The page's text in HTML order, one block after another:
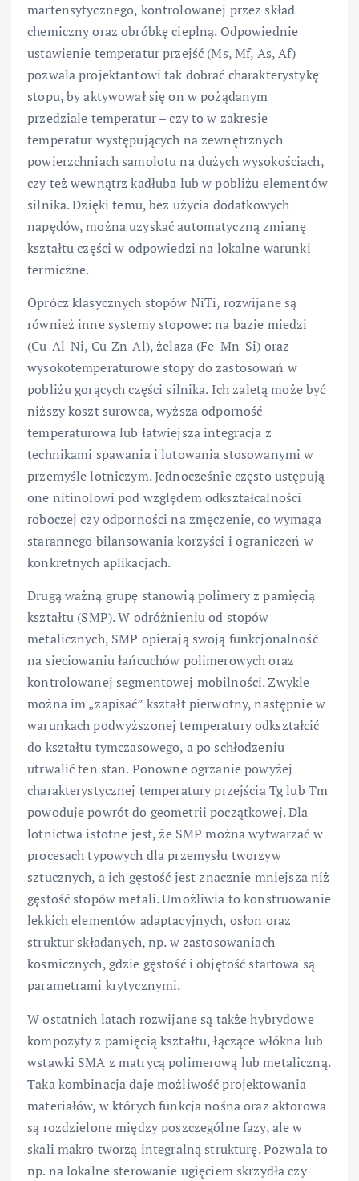
martensytycznego, kontrolowanej przez skład
chemiczny oraz obróbkę cieplną. Odpowiednie
ustawienie temperatur przejść (Ms, Mf, As, Af)
pozwala projektantowi tak dobrać charakterystykę
stopu, by aktywował się on w pożądanym
przedziale temperatur – czy to w zakresie
temperatur występujących na zewnętrznych
powierzchniach samolotu na dużych wysokościach,
czy też wewnątrz kadłuba lub w pobliżu elementów
silnika. Dzięki temu, bez użycia dodatkowych
napędów, można uzyskać automatyczną zmianę
kształtu części w odpowiedzi na lokalne warunki
termiczne.
Oprócz klasycznych stopów NiTi, rozwijane są
również inne systemy stopowe: na bazie miedzi
(Cu-Al-Ni, Cu-Zn-Al), żelaza (Fe-Mn-Si) oraz
wysokotemperaturowe stopy do zastosowań w
pobliżu gorących części silnika. Ich zaletą może być
niższy koszt surowca, wyższa odporność
temperaturowa lub łatwiejsza integracja z
technikami spawania i lutowania stosowanymi w
przemyśle lotniczym. Jednocześnie często ustępują
one nitinolowi pod względem odkształcalności
roboczej czy odporności na zmęczenie, co wymaga
starannego bilansowania korzyści i ograniczeń w
konkretnych aplikacjach.
Drugą ważną grupę stanowią polimery z pamięcią
kształtu (SMP). W odróżnieniu od stopów
metalicznych, SMP opierają swoją funkcjonalność
na sieciowaniu łańcuchów polimerowych oraz
kontrolowanej segmentowej mobilności. Zwykle
można im „zapisać” kształt pierwotny, następnie w
warunkach podwyższonej temperatury odkształcić
do kształtu tymczasowego, a po schłodzeniu
utrwalić ten stan. Ponowne ogrzanie powyżej
charakterystycznej temperatury przejścia Tg lub Tm
powoduje powrót do geometrii początkowej. Dla
lotnictwa istotne jest, że SMP można wytwarzać w
procesach typowych dla przemysłu tworzyw
sztucznych, a ich gęstość jest znacznie mniejsza niż
gęstość stopów metali. Umożliwia to konstruowanie
lekkich elementów adaptacyjnych, osłon oraz
struktur składanych, np. w zastosowaniach
kosmicznych, gdzie gęstość i objętość startowa są
parametrami krytycznymi.
W ostatnich latach rozwijane są także hybrydowe
kompozyty z pamięcią kształtu, łączące włókna lub
wstawki SMA z matrycą polimerową lub metaliczną.
Taka kombinacja daje możliwość projektowania
materiałów, w których funkcja nośna oraz aktorowa
są rozdzielone między poszczególne fazy, ale w
skali makro tworzą integralną strukturę. Pozwala to
np. na lokalne sterowanie ugięciem skrzydła czy